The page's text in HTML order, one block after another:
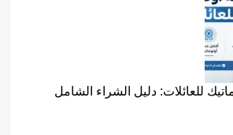
للعائلات: دليل الشراء الشامل